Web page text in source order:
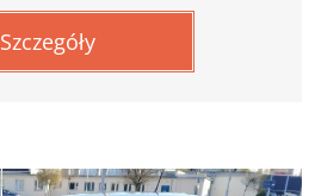
Szczegóły